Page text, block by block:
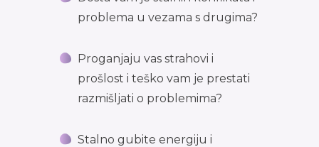
problema u vezama s drugima?
Proganjaju vas strahovi i
prošlost i teško vam je prestati
razmišljati o problemima?
Stalno gubite energiju i